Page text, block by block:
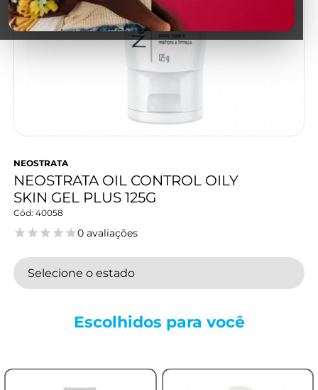
NEOSTRATA
NEOSTRATA OIL CONTROL OILY
SKIN GEL PLUS 125G
40058
0 avaliações
Selecione o estado
Escolhidos para você